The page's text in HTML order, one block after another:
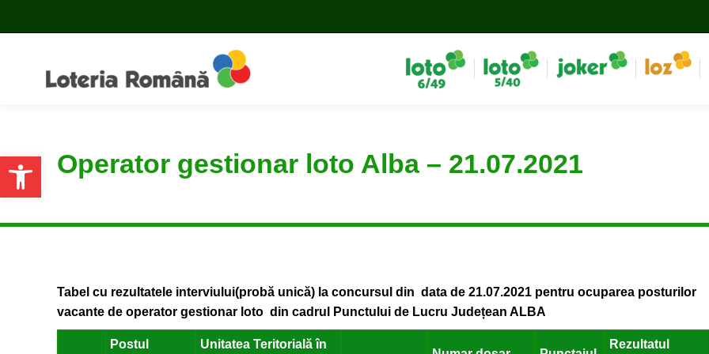
Open toolbarOperator gestionar loto Alba – 21.07.2021
Tabel cu rezultatele interviului(probă unică) la concursul din data de 21.07.2021 pentru ocuparea posturilor
vacante de operator gestionar loto din cadrul Punctului de Lucru Județean ALBA
Postul
Unitatea Teritorială în
Rezultatul